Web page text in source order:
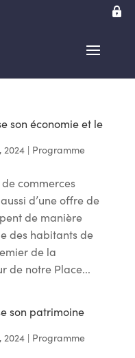
son économie et le
2024| Programme
commerces
d’une offre de
de manière
des habitants de
de la
de notre Place...
son patrimoine
2024| Programme